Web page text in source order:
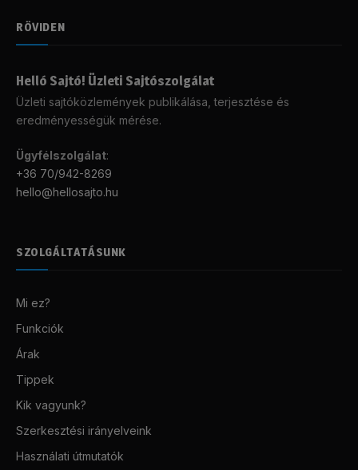
RÖVIDEN
Helló Sajtó! Üzleti Sajtószolgálat
Üzleti sajtóközlemények publikálása, terjesztése és
eredményességük mérése.
Ügyfélszolgálat:
+36 70/942-8269
hello@hellosajto.hu
SZOLGÁLTATÁSUNK
Mi ez?
Funkciók
Árak
Tippek
Kik vagyunk?
Szerkesztési irányelveink
Használati útmutatók